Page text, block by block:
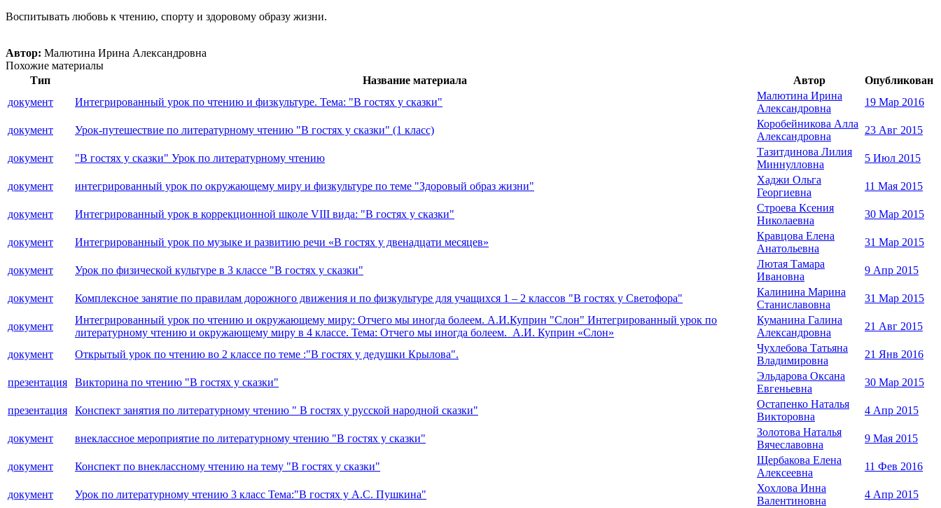
Воспитывать любовь к чтению, спорту и здоровому образу жизни.
Автор: Малютина Ирина Александровна
Похожие материалы
Тип
Название материала Автор
Опубликован
документ
Интегрированный урок по чтению и физкультуре. Тема: "В гостях у сказки"
Малютина Ирина
Александровна
19 Мар 2016
документ Урок-путешествие по литературному чтению "В гостях у сказки" (1 класс)
Коробейникова Алла
Александровна
23 Авг 2015
документ "В гостях у сказки" Урок по литературному чтению
Тазитдинова Лилия
Миннулловна
5 Июл 2015
документ интегрированный урок по окружающему миру и физкультуре по теме "Здоровый образ жизни"
Хаджи Ольга
Георгиевна
11 Мая 2015
документ Интегрированный урок в коррекционной школе VIII вида: "В гостях у сказки"
Строева Ксения
Николаевна
30 Мар 2015
документ Интегрированный урок по музыке и развитию речи «В гостях у двенадцати месяцев»
Кравцова Елена
Анатольевна
31 Мар 2015
документ Урок по физической культуре в 3 классе "В гостях у сказки"
Лютая Тамара
Ивановна
9 Апр 2015
документ Комплексное занятие по правилам дорожного движения и по физкультуре для учащихся 1 – 2 классов "В гостях у Светофора"
Калинина Марина
Станиславовна
31 Мар 2015
документ
Интегрированный урок по чтению и окружающему миру: Отчего мы иногда болеем. А.И.Куприн "Слон" Интегрированный урок по
литературному чтению и окружающему миру в 4 классе. Тема: Отчего мы иногда болеем. А.И. Куприн «Слон»
Куманина Галина
Александровна
21 Авг 2015
документ Открытый урок по чтению во 2 классе по теме :"В гостях у дедушки Крылова".
Чухлебова Татьяна
Владимировна
21 Янв 2016
презентация Викторина по чтению "В гостях у сказки"
Эльдарова Оксана
Евгеньевна
30 Мар 2015
презентация Конспект занятия по литературному чтению " В гостях у русской народной сказки"
Остапенко Наталья
Викторовна
4 Апр 2015
документ внеклассное мероприятие по литературному чтению "В гостях у сказки"
Золотова Наталья
Вячеславовна
9 Мая 2015
документ Конспект по внеклассному чтению на тему "В гостях у сказки"
Щербакова Елена
Алексеевна
11 Фев 2016
документ Урок по литературному чтению 3 класс Тема:"В гостях у А.С. Пушкина"
Хохлова Инна
Валентиновна
4 Апр 2015